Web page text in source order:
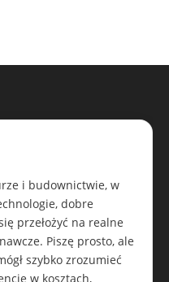
i budownictwie, w
dobre
przełożyć na realne
Piszę prosto, ale
szybko zrozumieć
w kosztach,